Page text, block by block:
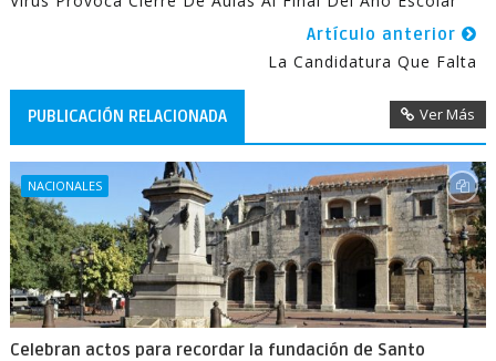
Artículo anterior
La Candidatura Que Falta
PUBLICACIÓN RELACIONADA Ver Más
NACIONALES
Celebran actos para recordar la fundación de Santo